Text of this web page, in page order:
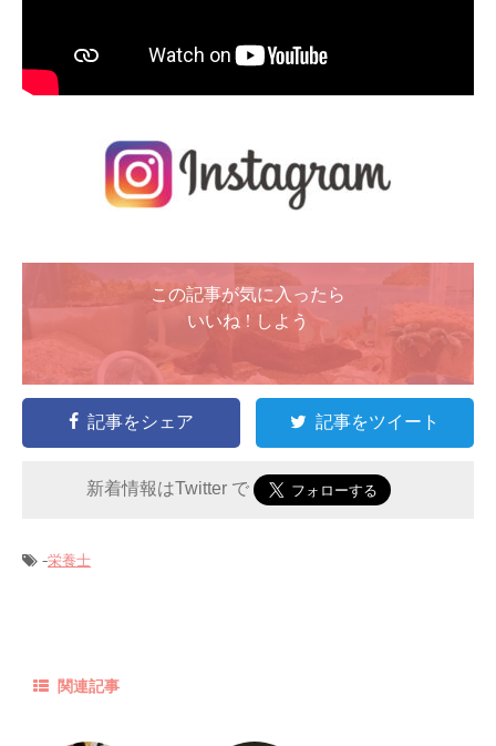
この記事が気に入ったら
いいね ! しよう
記事をシェア 記事をツイート
新着情報はTwitter で
-栄養士
関連記事